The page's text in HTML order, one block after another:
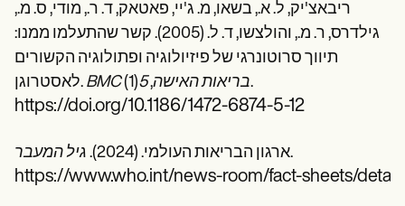
ריבאצ'יק, ל. א., בשאו, מ. ג'יי, פאטאק, ד. ר., מודי, ס. מ.,
גילדרס, ר. מ., והולצשו, ד. ל. (2005). קשר שהתעלמו ממנו:
תיווך סרוטונרגי של פיזיולוגיה ופתולוגיה הקשורים
לאסטרוגן.
BMC בריאות האישה,
5 (1).
https://doi.org/10.1186/1472-6874-5-12
ארגון הבריאות העולמי. (2024). גיל המעבר .
https://www.who.int/news-room/fact-sheets/